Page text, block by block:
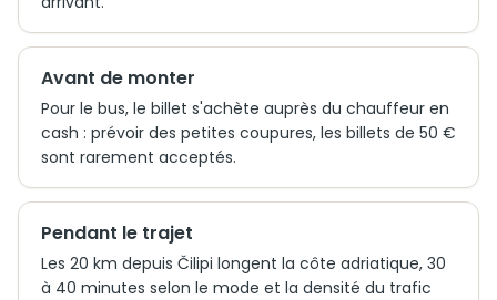
Avant de monter
Pour le bus, le billet s'achète auprès du chauffeur en
cash : prévoir des petites coupures, les billets de 50 €
sont rarement acceptés.
Pendant le trajet
Les 20 km depuis Čilipi longent la côte adriatique, 30
à 40 minutes selon le mode et la densité du trafic